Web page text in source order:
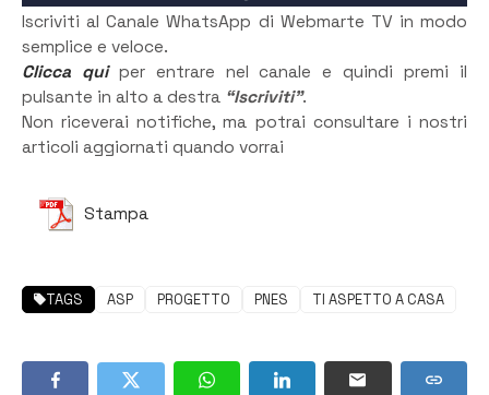
Iscriviti al Canale WhatsApp di Webmarte TV in modo
semplice e veloce.
Clicca quiper entrare nel canale e quindi premi il
pulsante in alto a destra “Iscriviti”.
Non riceverai notifiche, ma potrai consultare i nostri
articoli aggiornati quando vorrai
Stampa
TAGS ASP PROGETTO PNES TI ASPETTO A CASA